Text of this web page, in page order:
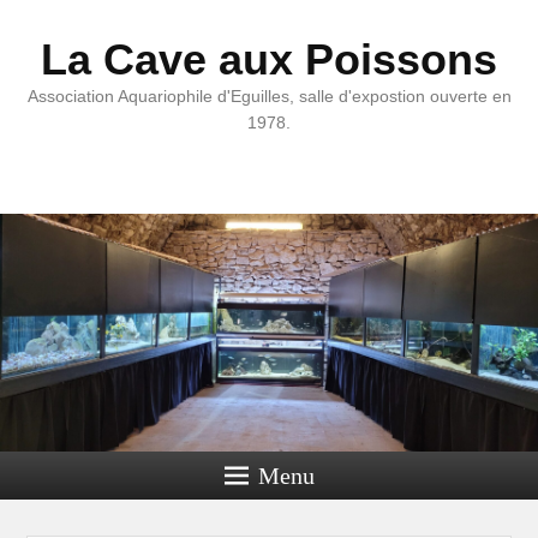
La Cave aux Poissons
Association Aquariophile d'Eguilles, salle d'expostion ouverte en
1978.
Menu